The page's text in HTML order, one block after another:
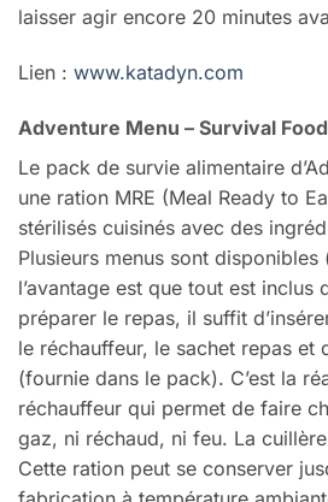
laisser agir encore 20 minutes
Lien : www.katadyn.com
Adventure Menu – Survival
Le pack de survie alimentaire
une ration MRE (Meal Ready to
stérilisés cuisinés avec des
Plusieurs menus sont disponibles
l’avantage est que tout est inclus
préparer le repas, il suffit
le réchauffeur, le sachet repas et
(fournie dans le pack). C’est la
réchauffeur qui permet de faire
gaz, ni réchaud, ni feu. La
Cette ration peut se conserver